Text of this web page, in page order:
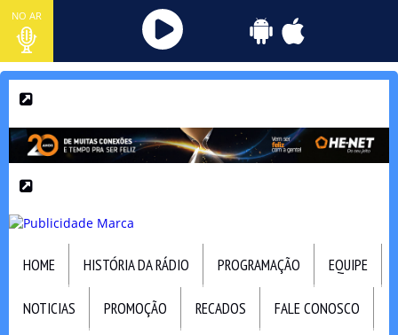
NO AR
HOME HISTÓRIA DA RÁDIO PROGRAMAÇÃO EQUIPE
NOTICIAS PROMOÇÃO RECADOS FALE CONOSCO